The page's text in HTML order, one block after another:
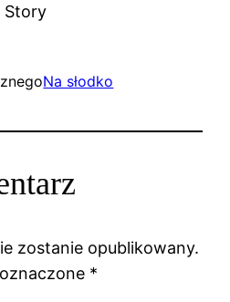
Story
Na słodko
zostanie opublikowany.
*